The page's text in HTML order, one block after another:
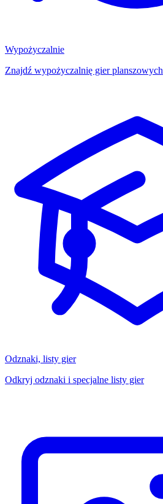
Wypożyczalnie
Znajdź wypożyczalnię gier planszowych
Odznaki, listy gier
Odkryj odznaki i specjalne listy gier